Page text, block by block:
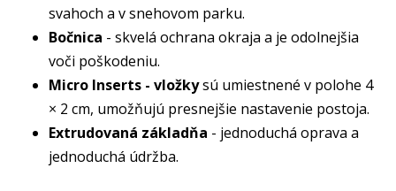
svahoch a v snehovom parku.
Bočnica - skvelá ochrana okraja a je odolnejšia
voči poškodeniu.
Micro Inserts - vložkysú umiestnené v polohe 4
× 2 cm, umožňujú presnejšie nastavenie postoja.
Extrudovaná základňa - jednoduchá oprava a
jednoduchá údržba.